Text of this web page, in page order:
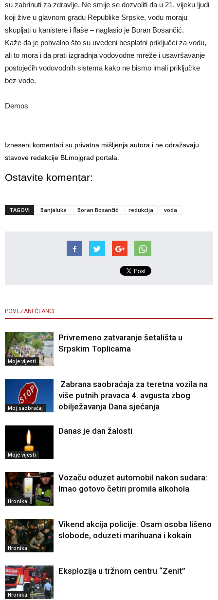
su zabrinuti za zdravlje. Ne smije se dozvoliti da u 21. vijeku ljudi
koji žive u glavnom gradu Republike Srpske, vodu moraju
skupljati u kanistere i flaše – naglasio je Boran Bosančić.
Kaže da je pohvalno što su uvedeni besplatni priključci za vodu,
ali to mora i da prati izgradnja vodovodne mreže i usavršavanje
postojećih vodovodnih sistema kako ne bismo imali priključke
bez vode.
Demos
Izneseni komentari su privatna mišljenja autora i ne odražavaju
stavove redakcije BLmojgrad portala.
Ostavite komentar:
TAGOVI Banjaluka Boran Bosančić redukcija voda
POVEZANI ČLANCI
Moje vijesti
Privremeno zatvaranje šetališta u
Srpskim Toplicama
Moj saobraćaj
Zabrana saobraćaja za teretna vozila na
više putnih pravaca 4. avgusta zbog
obilježavanja Dana sjećanja
Moje vijesti
Danas je dan žalosti
Hronika
Vozaču oduzet automobil nakon sudara:
Imao gotovo četiri promila alkohola
Hronika
Vikend akcija policije: Osam osoba lišeno
slobode, oduzeti marihuana i kokain
Hronika
Eksplozija u tržnom centru “Zenit”